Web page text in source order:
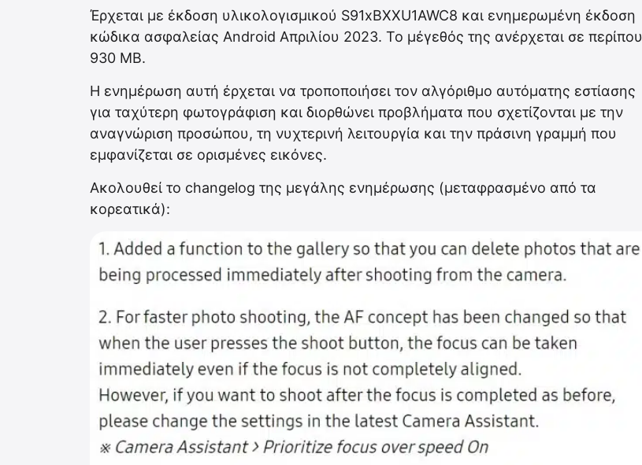
Έρχεται με έκδοση υλικολογισμικού S91xBXXU1AWC8 και ενημερωμένη έκδοση
κώδικα ασφαλείας Android Απριλίου 2023. Το μέγεθός της ανέρχεται σε περίπου
930 MB.
Η ενημέρωση αυτή έρχεται να τροποποιήσει τον αλγόριθμο αυτόματης εστίασης
για ταχύτερη φωτογράφιση και διορθώνει προβλήματα που σχετίζονται με την
αναγνώριση προσώπου, τη νυχτερινή λειτουργία και την πράσινη γραμμή που
εμφανίζεται σε ορισμένες εικόνες.
Ακολουθεί το changelog της μεγάλης ενημέρωσης (μεταφρασμένο από τα
κορεατικά):